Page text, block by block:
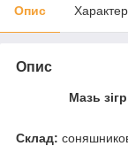
Опис
Опис
Мазь
Склад: